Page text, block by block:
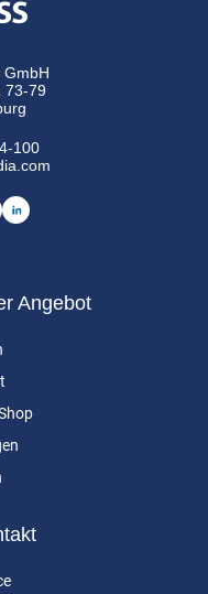
GmbH
73-79
100
Angebot